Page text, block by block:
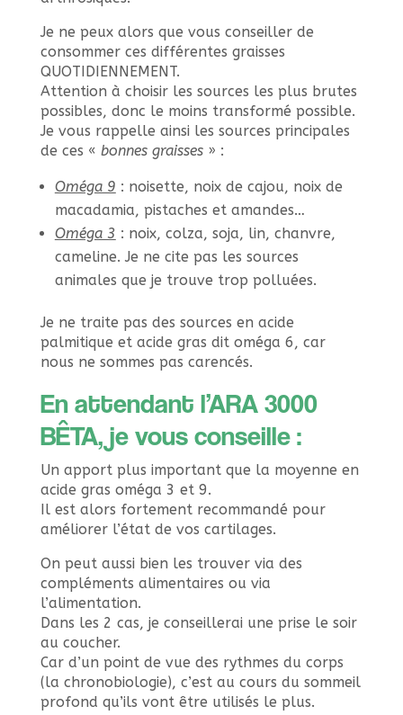
Je ne peux alors que vous conseiller de
consommer ces différentes graisses
QUOTIDIENNEMENT.
Attention à choisir les sources les plus brutes
possibles, donc le moins transformé possible.
Je vous rappelle ainsi les sources principales
de ces « bonnes graisses» :
Oméga 9 : noisette, noix de cajou, noix de
macadamia, pistaches et amandes…
Oméga 3 : noix, colza, soja, lin, chanvre,
cameline. Je ne cite pas les sources
animales que je trouve trop polluées.
Je ne traite pas des sources en acide
palmitique et acide gras dit oméga 6, car
nous ne sommes pas carencés.
En attendant l’ARA 3000
BÊTA, je vous conseille :
Un apport plus important que la moyenne en
acide gras oméga 3 et 9.
Il est alors fortement recommandé pour
améliorer l’état de vos cartilages.
On peut aussi bien les trouver via des
compléments alimentaires ou via
l’alimentation.
Dans les 2 cas, je conseillerai une prise le soir
au coucher.
Car d’un point de vue des rythmes du corps
(la chronobiologie), c’est au cours du sommeil
profond qu’ils vont être utilisés le plus.